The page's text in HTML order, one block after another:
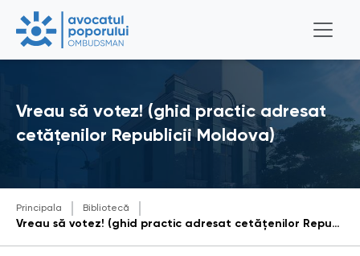
Vreau să votez! (ghid practic adresat
cetățenilor Republicii Moldova)
Principala Bibliotecă
Vreau să votez! (ghid practic adresat cetățenilor Republicii Moldova)